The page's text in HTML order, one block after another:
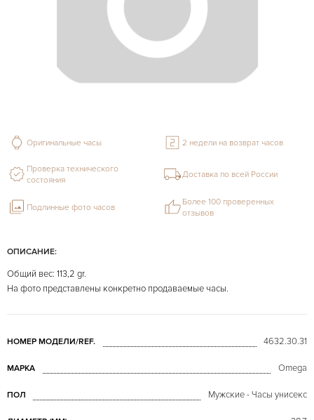
ОПИСАНИЕ:
Общий вес: 113,2 gr.
На фото представлены конкретно продаваемые часы.
НОМЕР МОДЕЛИ/REF. 4632.30.31
МАРКА Omega
ПОЛ Мужские - Часы унисекс
Оригинальные часы 2 недели на возврат часов
Проверка технического
состояния
Доставка по всей России
Подлинные фото часов
Более 100 проверенных
отзывов